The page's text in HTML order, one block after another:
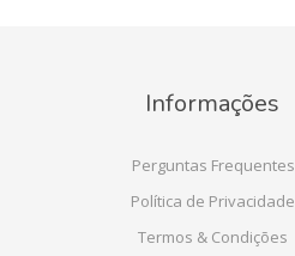
Informações
Perguntas Frequentes
Política de Privacidade
Termos & Condições